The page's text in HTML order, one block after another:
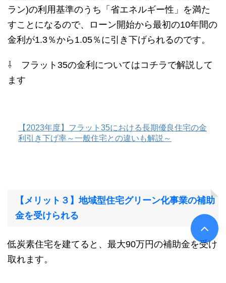
ラン)の利用基準のうち「省エネルギー性」を満た
すことになるので、ローン開始から最初の10年間の
金利が1.3％から1.05％に引き下げられるのです。
⇩ フラット35の金利についてはコチラで解説して
ます
【2023年度】フラット35における長期優良住宅の金
利引き下げ率～一般住宅との違いも解説～
【メリット３】地域型住宅グリーン化事業の補助
金を受けられる
低炭素住宅を建てると、最大90万円の補助金を受け
取れます。